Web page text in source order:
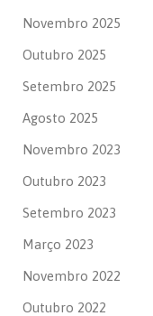
Novembro 2025
Outubro 2025
Setembro 2025
Agosto 2025
Novembro 2023
Outubro 2023
Setembro 2023
Março 2023
Novembro 2022
Outubro 2022